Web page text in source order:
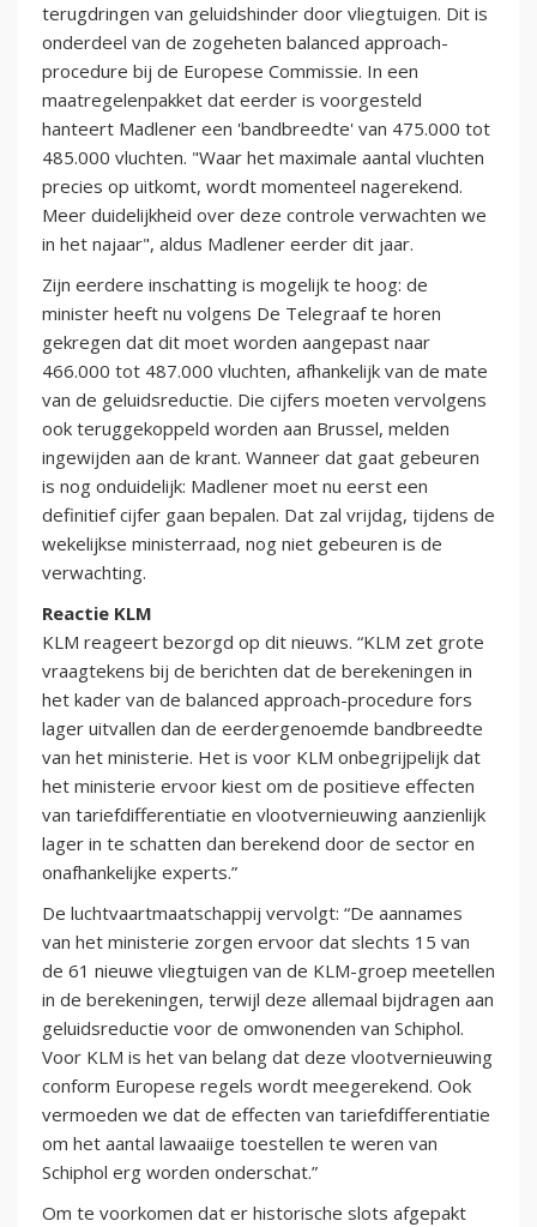
terugdringen van geluidshinder door vliegtuigen. Dit is
onderdeel van de zogeheten balanced approach-
procedure bij de Europese Commissie. In een
maatregelenpakket dat eerder is voorgesteld
hanteert Madlener een 'bandbreedte' van 475.000 tot
485.000 vluchten. "Waar het maximale aantal vluchten
precies op uitkomt, wordt momenteel nagerekend.
Meer duidelijkheid over deze controle verwachten we
in het najaar", aldus Madlener eerder dit jaar.
Zijn eerdere inschatting is mogelijk te hoog: de
minister heeft nu volgens De Telegraaf te horen
gekregen dat dit moet worden aangepast naar
466.000 tot 487.000 vluchten, afhankelijk van de mate
van de geluidsreductie. Die cijfers moeten vervolgens
ook teruggekoppeld worden aan Brussel, melden
ingewijden aan de krant. Wanneer dat gaat gebeuren
is nog onduidelijk: Madlener moet nu eerst een
definitief cijfer gaan bepalen. Dat zal vrijdag, tijdens de
wekelijkse ministerraad, nog niet gebeuren is de
verwachting.
Reactie KLM
KLM reageert bezorgd op dit nieuws. “KLM zet grote
vraagtekens bij de berichten dat de berekeningen in
het kader van de balanced approach-procedure fors
lager uitvallen dan de eerdergenoemde bandbreedte
van het ministerie. Het is voor KLM onbegrijpelijk dat
het ministerie ervoor kiest om de positieve effecten
van tariefdifferentiatie en vlootvernieuwing aanzienlijk
lager in te schatten dan berekend door de sector en
onafhankelijke experts.”
De luchtvaartmaatschappij vervolgt: “De aannames
van het ministerie zorgen ervoor dat slechts 15 van
de 61 nieuwe vliegtuigen van de KLM-groep meetellen
in de berekeningen, terwijl deze allemaal bijdragen aan
geluidsreductie voor de omwonenden van Schiphol.
Voor KLM is het van belang dat deze vlootvernieuwing
conform Europese regels wordt meegerekend. Ook
vermoeden we dat de effecten van tariefdifferentiatie
om het aantal lawaaiige toestellen te weren van
Schiphol erg worden onderschat.”
Om te voorkomen dat er historische slots afgepakt